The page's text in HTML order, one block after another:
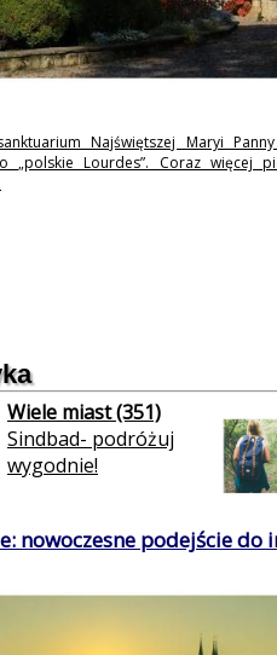
Najświętszej Maryi
„polskie Lourdes”. Coraz więcej
Wiele miast (351)
Sindbad- podróżuj
wygodnie!
nowoczesne podejście do